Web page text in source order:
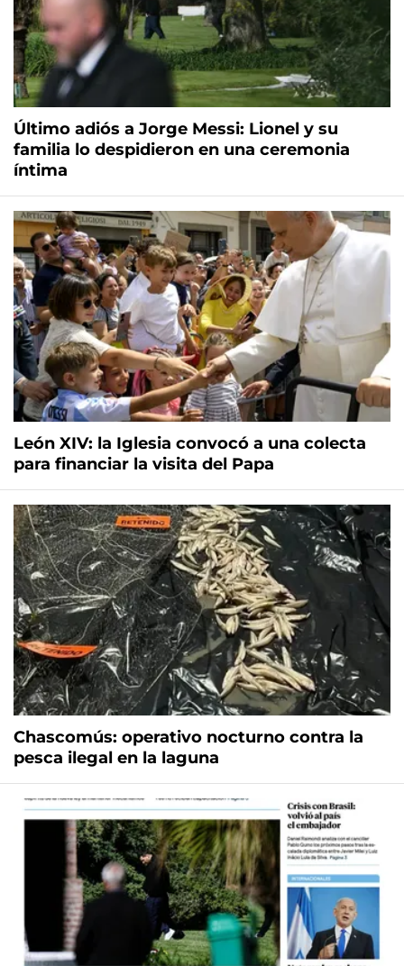
Último adiós a Jorge Messi: Lionel y su
familia lo despidieron en una ceremonia
íntima
León XIV: la Iglesia convocó a una colecta
para financiar la visita del Papa
Chascomús: operativo nocturno contra la
pesca ilegal en la laguna